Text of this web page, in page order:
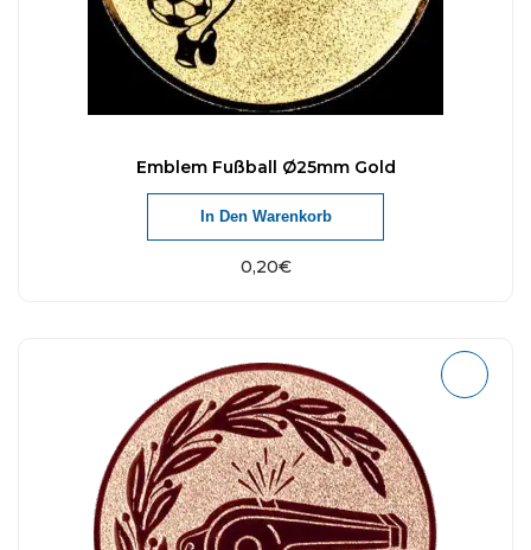
Emblem Fußball Ø25mm Gold
0,20€
In Den Warenkorb